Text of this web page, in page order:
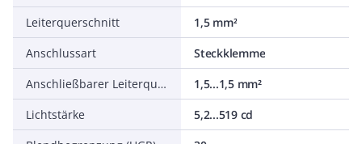
Leiterquerschnitt
1,5 mm²
Anschlussart
Steckklemme
Anschließbarer Leiterquerschnitt
1,5...1,5 mm²
Lichtstärke
5,2...519 cd